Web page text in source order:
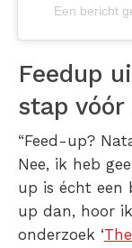
Een bericht
Feedup
stap
“Feed-up?
Nee, ik heb
up is écht een
up dan, hoor
onderzoek ‘